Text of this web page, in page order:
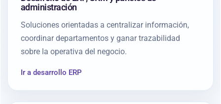
administración
Soluciones orientadas a centralizar información,
coordinar departamentos y ganar trazabilidad
sobre la operativa del negocio.
Ir a desarrollo ERP